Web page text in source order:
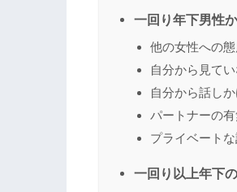
一回り年下男性
他の女性への
自分から見て
自分から話し
パートナーの
プライベート
一回り以上年下